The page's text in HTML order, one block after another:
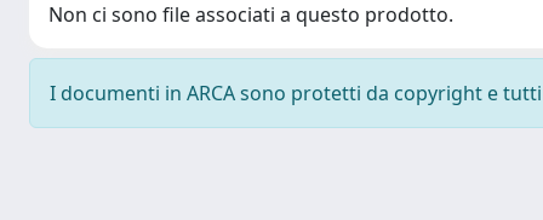
Non ci sono file associati a questo prodotto.
I documenti in ARCA sono protetti da copyright e